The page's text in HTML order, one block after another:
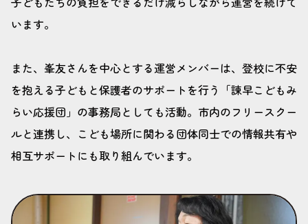
います。
また、峯友さんを中心とする運営メンバーは、登校に不安
を抱える子どもと保護者のサポートを行う「諫早こどもみ
らい応援団」の事務局としても活動。市内のフリースクー
ルと連携し、こども場所に関わる団体同士での情報共有や
相互サポートにも取り組んでいます。